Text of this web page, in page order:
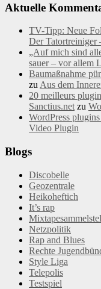
Aktuelle
TV-Tipp: Neue
Der Tatortreiniger
„Auf mich sind
sauer – vor allem
Baumaßnahme
zu Aus dem
20 meilleurs
Sanctius.net zu
WordPress
Video Plugin
Blogs
Discobelle
Geozentrale
Heikoheftich
It’s rap
Netzpolitik
Rap and Blues
Rechte
Style Liga
Telepolis
Testspiel